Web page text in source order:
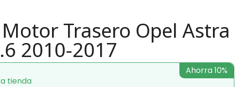
Trasero Opel Astra
2010-2017
tienda
Ahorra 10%